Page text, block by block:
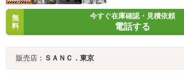
無
料
今すぐ在庫確認・見積依頼
電話する
販売店： ＳＡＮＣ．東京